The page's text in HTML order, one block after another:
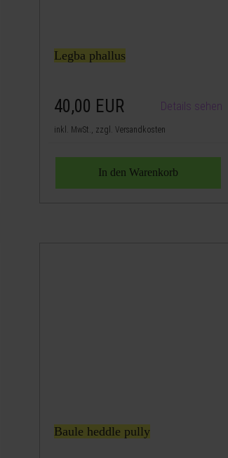
Legba phallus
40,00 EUR Details sehen
inkl. MwSt., zzgl. Versandkosten
Baule heddle pully